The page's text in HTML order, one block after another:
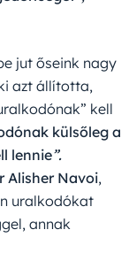
jut őseink nagy
azt állította,
kell
külsőleg a
lennie”.
Alisher Navoi,
uralkodókat
annak